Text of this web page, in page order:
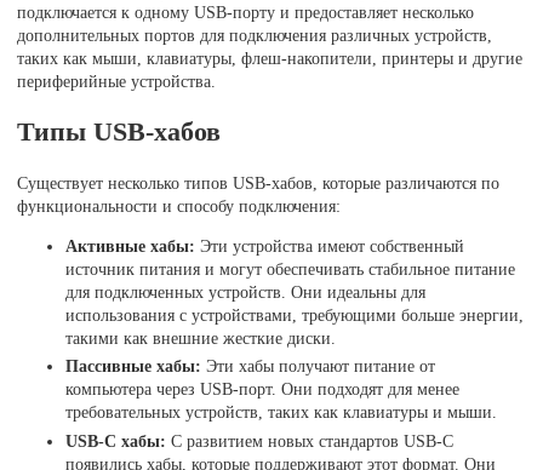
подключается к одному USB-порту и предоставляет несколько
дополнительных портов для подключения различных устройств,
таких как мыши, клавиатуры, флеш-накопители, принтеры и другие
периферийные устройства.
Типы USB-хабов
Существует несколько типов USB-хабов, которые различаются по
функциональности и способу подключения:
Активные хабы: Эти устройства имеют собственный
источник питания и могут обеспечивать стабильное питание
для подключенных устройств. Они идеальны для
использования с устройствами, требующими больше энергии,
такими как внешние жесткие диски.
Пассивные хабы: Эти хабы получают питание от
компьютера через USB-порт. Они подходят для менее
требовательных устройств, таких как клавиатуры и мыши.
USB-C хабы: С развитием новых стандартов USB-C
появились хабы, которые поддерживают этот формат. Они